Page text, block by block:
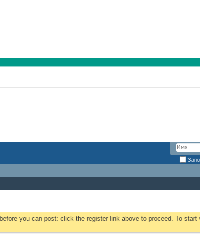
before you can post: click the register link above to proceed. To